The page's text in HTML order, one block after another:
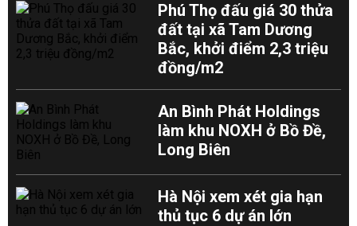
Phú Thọ đấu giá 30 thửa
đất tại xã Tam Dương
Bắc, khởi điểm 2,3 triệu
đồng/m2
An Bình Phát Holdings
làm khu NOXH ở Bồ Đề,
Long Biên
Hà Nội xem xét gia hạn
thủ tục 6 dự án lớn